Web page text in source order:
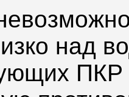
над
ПКР